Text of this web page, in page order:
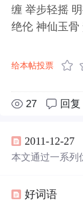
缠 举步轻摇
绝伦 神仙玉
给本帖投票
27 回复
2011-12-27
本文通过一系列
了一位古典美人。
好词语